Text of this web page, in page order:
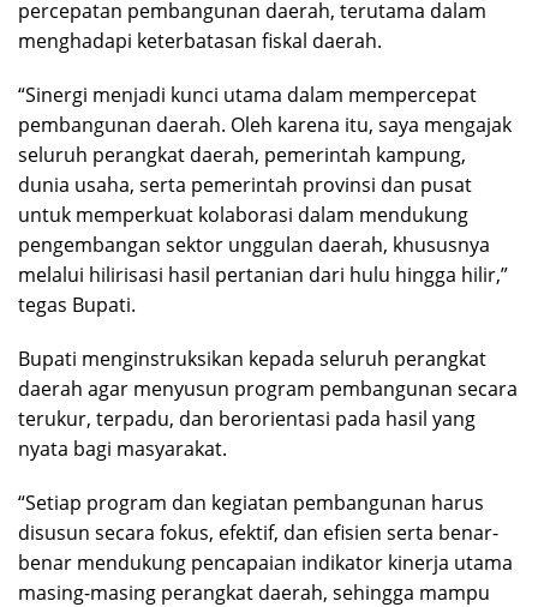
percepatan pembangunan daerah, terutama dalam
menghadapi keterbatasan fiskal daerah.
“Sinergi menjadi kunci utama dalam mempercepat
pembangunan daerah. Oleh karena itu, saya mengajak
seluruh perangkat daerah, pemerintah kampung,
dunia usaha, serta pemerintah provinsi dan pusat
untuk memperkuat kolaborasi dalam mendukung
pengembangan sektor unggulan daerah, khususnya
melalui hilirisasi hasil pertanian dari hulu hingga hilir,”
tegas Bupati.
Bupati menginstruksikan kepada seluruh perangkat
daerah agar menyusun program pembangunan secara
terukur, terpadu, dan berorientasi pada hasil yang
nyata bagi masyarakat.
“Setiap program dan kegiatan pembangunan harus
disusun secara fokus, efektif, dan efisien serta benar-
benar mendukung pencapaian indikator kinerja utama
masing-masing perangkat daerah, sehingga mampu